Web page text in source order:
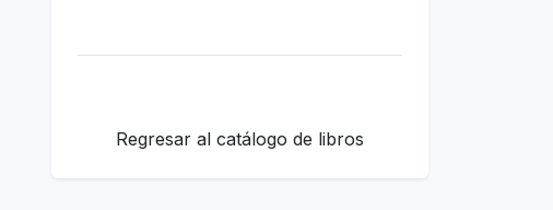
Regresar al catálogo de libros